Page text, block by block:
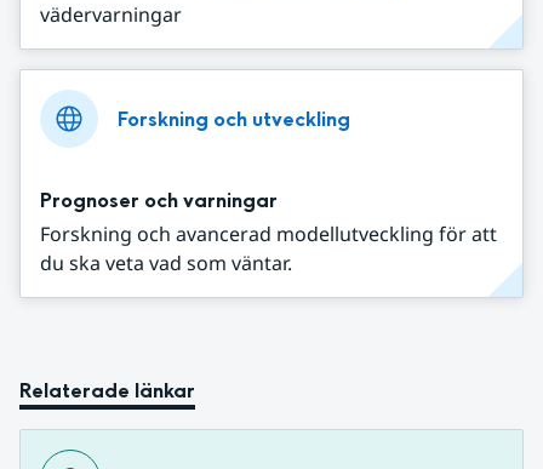
vädervarningar
Forskning och utveckling
Prognoser och varningar
Forskning och avancerad modellutveckling för att
du ska veta vad som väntar.
Relaterade länkar